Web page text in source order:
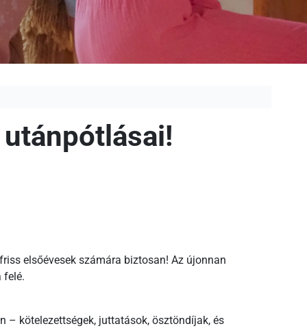
elsőévesek számára biztosan! Az újonnan
felé.
– kötelezettségek, juttatások, ösztöndíjak, és